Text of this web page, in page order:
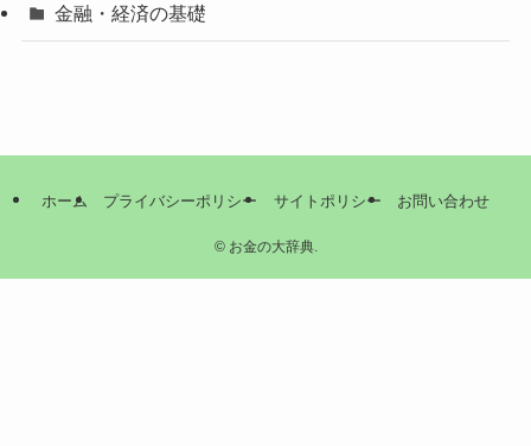
金融・経済の基礎
ホーム プライバシーポリシー サイトポリシー お問い合わせ
©お金の大辞典.